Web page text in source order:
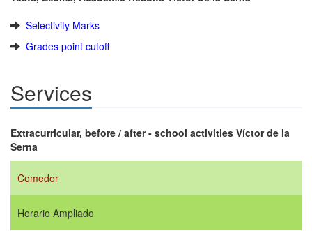
Selectivity Marks
Grades point cutoff
Services
Extracurricular, before / after - school activities Víctor de la
Serna
Comedor
Horario Ampliado